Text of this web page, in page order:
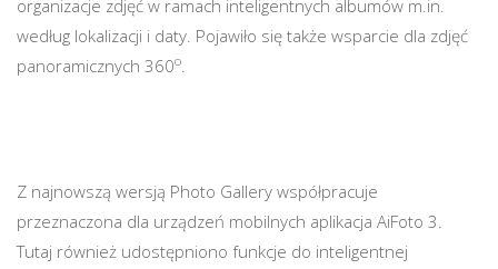
organizacje zdjęć w ramach inteligentnych albumów m.in.
według lokalizacji i daty. Pojawiło się także wsparcie dla zdjęć
panoramicznych 360o
Z najnowszą wersją Photo Gallery współpracuje
przeznaczona dla urządzeń mobilnych aplikacja AiFoto 3.
Tutaj również udostępniono funkcje do inteligentnej